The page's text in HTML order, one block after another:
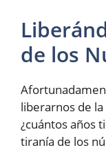
de los
liberarnos de
¿cuántos años
tiranía de los